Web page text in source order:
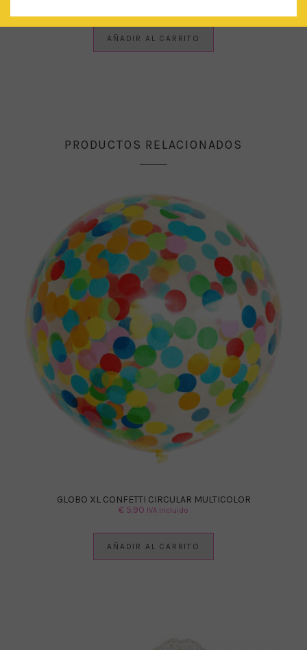
AÑADIR AL CARRITO
PRODUCTOS RELACIONADOS
GLOBO XL CONFETTI CIRCULAR MULTICOLOR
€ 5.90 IVA Incluido
AÑADIR AL CARRITO